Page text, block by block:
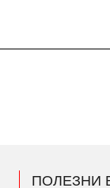
ПОЛЕЗНИ